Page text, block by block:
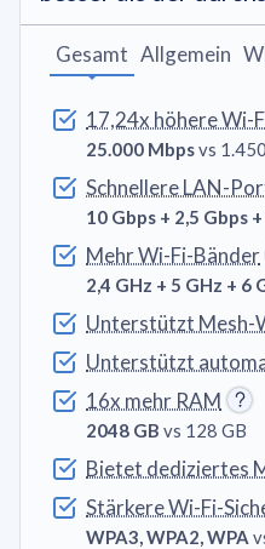
17,24x höhere Wi-
25.000 Mbpsvs
Schnellere LAN-
10 Gbps + 2,5 Gbps
Mehr Wi-Fi-Bänder
2,4 GHz + 5 GHz + 6
Unterstützt Mesh-
Unterstützt
16x mehr RAM
2048 GB vs 128 GB
Bietet dediziertes
Stärkere Wi-Fi-
WPA3, WPA2, WPA
Gesamt Allgemein